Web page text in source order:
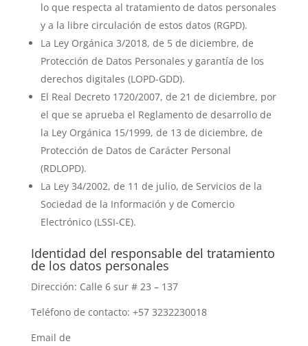
lo que respecta al tratamiento de datos personales
y a la libre circulación de estos datos (RGPD).
La Ley Orgánica 3/2018, de 5 de diciembre, de
Protección de Datos Personales y garantía de los
derechos digitales (LOPD-GDD).
El Real Decreto 1720/2007, de 21 de diciembre, por
el que se aprueba el Reglamento de desarrollo de
la Ley Orgánica 15/1999, de 13 de diciembre, de
Protección de Datos de Carácter Personal
(RDLOPD).
La Ley 34/2002, de 11 de julio, de Servicios de la
Sociedad de la Información y de Comercio
Electrónico (LSSI-CE).
Identidad del responsable del tratamiento
de los datos personales
Dirección: Calle 6 sur # 23 – 137
Teléfono de contacto: +57 3232230018
Email de